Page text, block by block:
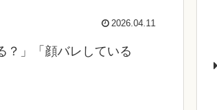
2026.04.11
？」「顔バレしている